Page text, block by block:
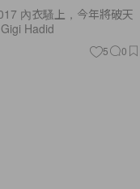
內衣騷上，今年將破天
Hadid
5 0